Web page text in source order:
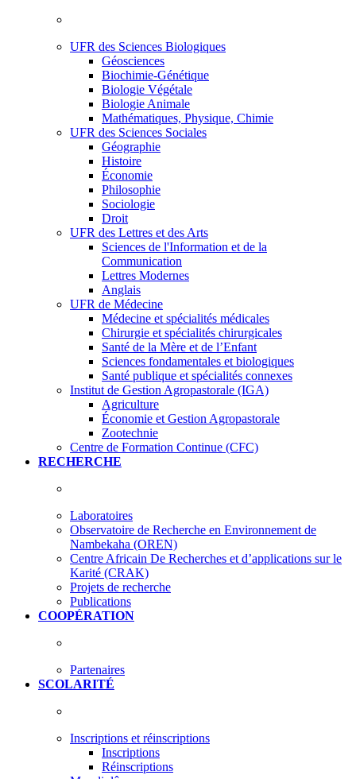
UFR des Sciences Biologiques
Géosciences
Biochimie-Génétique
Biologie Végétale
Biologie Animale
Mathématiques, Physique, Chimie
UFR des Sciences Sociales
Géographie
Histoire
Économie
Philosophie
Sociologie
Droit
UFR des Lettres et des Arts
Sciences de l'Information et de la
Communication
Lettres Modernes
Anglais
UFR de Médecine
Médecine et spécialités médicales
Chirurgie et spécialités chirurgicales
Santé de la Mère et de l’Enfant
Sciences fondamentales et biologiques
Santé publique et spécialités connexes
Institut de Gestion Agropastorale (IGA)
Agriculture
Économie et Gestion Agropastorale
Zootechnie
Centre de Formation Continue (CFC)
RECHERCHE
Laboratoires
Observatoire de Recherche en Environnement de
Nambekaha (OREN)
Centre Africain De Recherches et d’applications sur le
Karité (CRAK)
Projets de recherche
Publications
COOPÉRATION
Partenaires
SCOLARITÉ
Inscriptions et réinscriptions
Inscriptions
Réinscriptions